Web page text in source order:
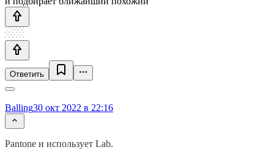
Ответить
Balling30 окт 2022 в 22:16
Pantone и использует Lab.